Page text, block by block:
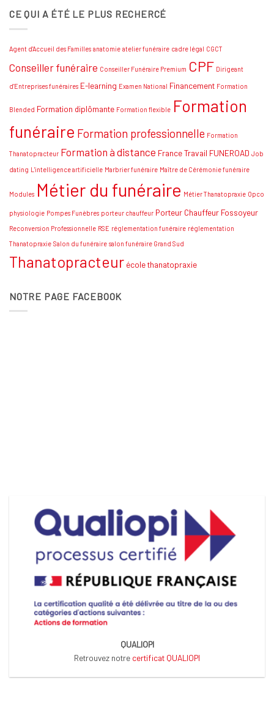
Comment
se
national
thanatopraxie
Conseils
et
CE QUI A ÉTÉ LE PLUS RECHERCÉ
Agent d'Accueil des Familles anatomie atelier funéraire cadre légal CGCT
Conseiller funéraire Conseiller Funéraire Premium CPF Dirigeant
d'Entreprises funéraires E-learning Examen National Financement Formation
Blended Formation diplômante Formation flexible Formation
funéraire Formation professionnelle Formation
Thanatopracteur Formation à distance France Travail FUNEROAD Job
dating L'intelligence artificielle Marbrier funéraire Maître de Cérémonie funéraire
Modules Métier du funéraire Métier Thanatopraxie Opco
physiologie Pompes Funèbres porteur chauffeur Porteur Chauffeur Fossoyeur
Reconversion Professionnelle RSE réglementation funéraire réglementation
Thanatopraxie Salon du funéraire salon funéraire Grand Sud
Thanatopracteur école thanatopraxie
NOTRE PAGE FACEBOOK
QUALIOPI
Retrouvez notre certificat QUALIOPI